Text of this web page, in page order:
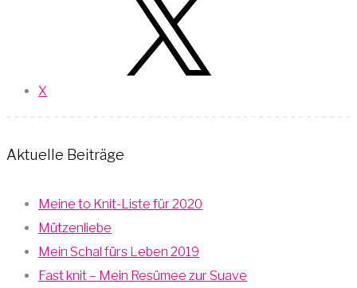
X
Aktuelle Beiträge
Meine to Knit-Liste für 2020
Mützenliebe
Mein Schal fürs Leben 2019
Fast knit – Mein Resümee zur Suave